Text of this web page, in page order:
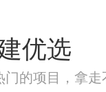
优选
门的项目，拿走